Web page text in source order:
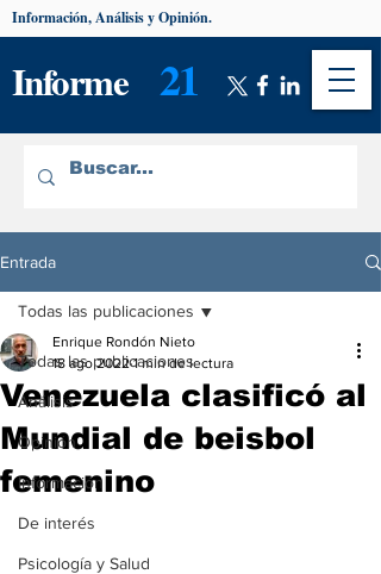
Informe 21
Información, Análisis y Opinión.
Entrada
Todas las publicaciones
Análisis
Opinión
Información
De interés
Psicología y Salud
Todas las publicaciones
Venezuela clasificó al
Mundial de beisbol
femenino
Enrique Rondón Nieto
18 ago 2022 1 min de lectura